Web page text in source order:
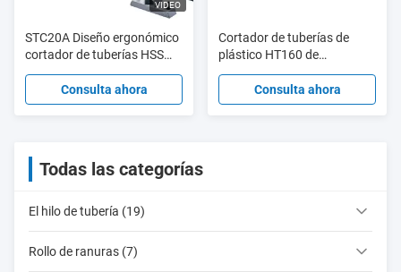
VIDEO
STC20A Diseño ergonómico
cortador de tuberías HSS
Máquina de corte de
tuberías 8 " - 20 "
Consulta ahora
Cortador de tuberías de
plástico HT160 de
operación automática
aleación de aluminio
Consulta ahora
Todas las categorías
El hilo de tubería (19)
Rollo de ranuras (7)